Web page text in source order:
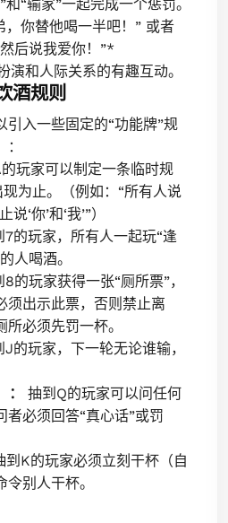
“输家”一起完成一个惩罚。
你替他喝一半吧！” 或者
后说我爱你！”*
演和人际关系的有趣互动。
酒规则
引入一些固定的“功能牌”规
玩家可以制定一条临时规
为止。（例如：“所有人说
‘你’和‘我’”）
7的玩家，所有人一起玩“逢
人喝酒。
8的玩家获得一张“厕所票”，
须出示此票，否则禁止离
必须先罚一杯。
J的玩家，下一轮无论谁输，
抽到Q的玩家可以问任何
必须回答“真心话”或罚
到K的玩家必须立刻干杯（自
别人干杯。